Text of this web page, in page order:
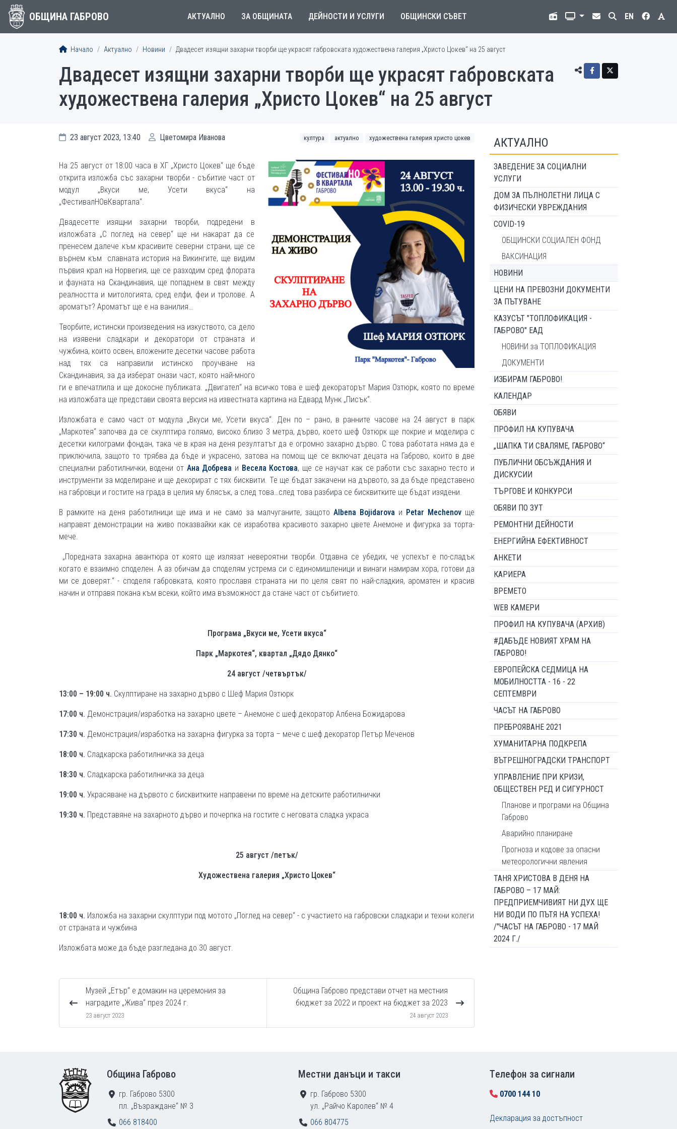
ОБЩИНА ГАБРОВО АКТУАЛНО ЗА ОБЩИНАТА ДЕЙНОСТИ И УСЛУГИ ОБЩИНСКИ СЪВЕТ EN
Начало Актуално Новини Двадесет изящни захарни творби ще украсят габровската художествена галерия „Христо Цокев“ на 25 август
Двадесет изящни захарни творби ще украсят габровската
художествена галерия „Христо Цокев“ на 25 август
23 август 2023, 13:40 Цветомира Иванова култура актуално художествена галерия христо цокев
На 25 август от 18:00 часа в ХГ „Христо Цокев“ ще бъде
открита изложба със захарни творби - събитие част от
модул „Вкуси ме, Усети вкуса“ на
„ФестивалНОвКвартала“.
Двадесетте изящни захарни творби, подредени в
изложбата „С поглед на север“ ще ни накарат да се
пренесем далече към красивите северни страни, ще се
върнем към славната история на Викингите, ще видим
първия крал на Норвегия, ще се разходим сред флората
и фауната на Скандинавия, ще попаднем в свят между
реалността и митологията, сред елфи, феи и тролове. А
ароматът? Ароматът ще е на ванилия…
Творбите, истински произведения на изкуството, са дело
на изявени сладкари и декоратори от страната и
чужбина, които освен, вложените десетки часове работа
над тях са направили истинско проучване на
Скандинавия, за да изберат онази част, която най-много
ги е впечатлила и ще докосне публиката. „Двигател“ на всичко това е шеф декораторът Мария Озтюрк, която по време
на изложбата ще представи своята версия на известната картина на Едвард Мунк „Писък“.
Изложбата е само част от модула „Вкуси ме, Усети вкуса“. Ден по – рано, в ранните часове на 24 август в парк
„Маркотея“ започва да се скулптира голямо, високо близо 3 метра, дърво, което шеф Озтюрк ще покрие и моделира с
десетки килограми фондан, така че в края на деня резултатът да е огромно захарно дърво. С това работата няма да е
приключила, защото то трябва да бъде и украсено, затова на помощ ще се включат децата на Габрово, които в две
специални работилнички, водени от Ана Добрева и Весела Костова, ще се научат как се работи със захарно тесто и
инструменти за моделиране и ще декорират с тях бисквити. Те ще бъдат закачени на дървото, за да бъде представено
на габровци и гостите на града в целия му блясък, а след това…след това разбира се бисквитките ще бъдат изядени.
В рамките на деня работилници ще има и не само за малчуганите, защото Albena Bojidarova и Petar Mechenov ще
направят демонстрации на живо показвайки как се изработва красивото захарно цвете Анемоне и фигурка за торта-
мече.
„Поредната захарна авантюра от която ще излязат невероятни творби. Отдавна се убедих, че успехът е по-сладък
когато е взаимно споделен. А аз обичам да споделям устрема си с единомишленици и винаги намирам хора, готови да
ми се доверят.“ - споделя габровката, която прославя страната ни по целя свят по най-сладкия, ароматен и красив
начин и отправя покана към всеки, който има възможност да стане част от събитието.
Програма „Вкуси ме, Усети вкуса“
Парк „Маркотея“, квартал „Дядо Дянко“
24 август /четвъртък/
13:00 – 19:00 ч. Скулптиране на захарно дърво с Шеф Мария Озтюрк
17:00 ч. Демонстрация/изработка на захарно цвете – Анемоне с шеф декоратор Албена Божидарова
17:30 ч. Демонстрация/изработка на захарна фигурка за торта – мече с шеф декоратор Петър Меченов
18:00 ч. Сладкарска работилничка за деца
18:30 ч. Сладкарска работилничка за деца
19:00 ч. Украсяване на дървото с бисквитките направени по време на детските работилнички
19:30 ч. Представяне на захарното дърво и почерпка на гостите с неговата сладка украса
25 август /петък/
Художествена галерия „Христо Цокев“
18:00 ч. Изложба на захарни скулптури под мотото „Поглед на север“ - с участието на габровски сладкари и техни колеги
от страната и чужбина
Изложбата може да бъде разгледана до 30 август.
Музей „Етър“ е домакин на церемония за
наградите „Жива“ през 2024 г.
23 август 2023
Община Габрово представи отчет на местния
бюджет за 2022 и проект на бюджет за 2023
24 август 2023
АКТУАЛНО
ЗАВЕДЕНИЕ ЗА СОЦИАЛНИ
УСЛУГИ
ДОМ ЗА ПЪЛНОЛЕТНИ ЛИЦА С
ФИЗИЧЕСКИ УВРЕЖДАНИЯ
COVID-19
ОБЩИНСКИ СОЦИАЛЕН ФОНД
ВАКСИНАЦИЯ
НОВИНИ
ЦЕНИ НА ПРЕВОЗНИ ДОКУМЕНТИ
ЗА ПЪТУВАНЕ
КАЗУСЪТ "ТОПЛОФИКАЦИЯ -
ГАБРОВО" ЕАД
НОВИНИ за ТОПЛОФИКАЦИЯ
ДОКУМЕНТИ
ИЗБИРАМ ГАБРОВО!
КАЛЕНДАР
ОБЯВИ
ПРОФИЛ НА КУПУВАЧА
„ШАПКА ТИ СВАЛЯМЕ, ГАБРОВО“
ПУБЛИЧНИ ОБСЪЖДАНИЯ И
ДИСКУСИИ
ТЪРГОВЕ И КОНКУРСИ
ОБЯВИ ПО ЗУТ
РЕМОНТНИ ДЕЙНОСТИ
ЕНЕРГИЙНА ЕФЕКТИВНОСТ
АНКЕТИ
КАРИЕРА
ВРЕМЕТО
WEB КАМЕРИ
ПРОФИЛ НА КУПУВАЧА (АРХИВ)
#ДАБЪДЕ НОВИЯТ ХРАМ НА
ГАБРОВО!
ЕВРОПЕЙСКА СЕДМИЦА НА
МОБИЛНОСТТА - 16 - 22
СЕПТЕМВРИ
ЧАСЪТ НА ГАБРОВО
ПРЕБРОЯВАНЕ 2021
ХУМАНИТАРНА ПОДКРЕПА
ВЪТРЕШНОГРАДСКИ ТРАНСПОРТ
УПРАВЛЕНИЕ ПРИ КРИЗИ,
ОБЩЕСТВЕН РЕД И СИГУРНОСТ
Планове и програми на Община
Габрово
Аварийно планиране
Прогноза и кодове за опасни
метеорологични явления
ТАНЯ ХРИСТОВА В ДЕНЯ НА
ГАБРОВО – 17 МАЙ:
ПРЕДПРИЕМЧИВИЯТ НИ ДУХ ЩЕ
НИ ВОДИ ПО ПЪТЯ НА УСПЕХА!
/"ЧАСЪТ НА ГАБРОВО - 17 МАЙ
2024 Г./
Община Габрово
гр. Габрово 5300
пл. „Възраждане“ № 3
066 818400
Местни данъци и такси
гр. Габрово 5300
ул. „Райчо Каролев“ № 4
066 804775
Tелефон за сигнали
0700 144 10
Декларация за достъпност